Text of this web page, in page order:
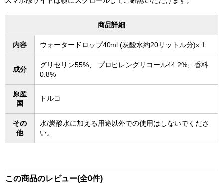
商品詳細
内容 ウォータードロップ40ml (炭酸水約20リットル分)x 1
成分
グリセリン55%、 プロピレングリコール44.2%、香料
0.8%
原産
国
トルコ
その
他
水/炭酸水に加える用途以外での使用はしないでくださ
い。
この商品のレビュー(全0件)